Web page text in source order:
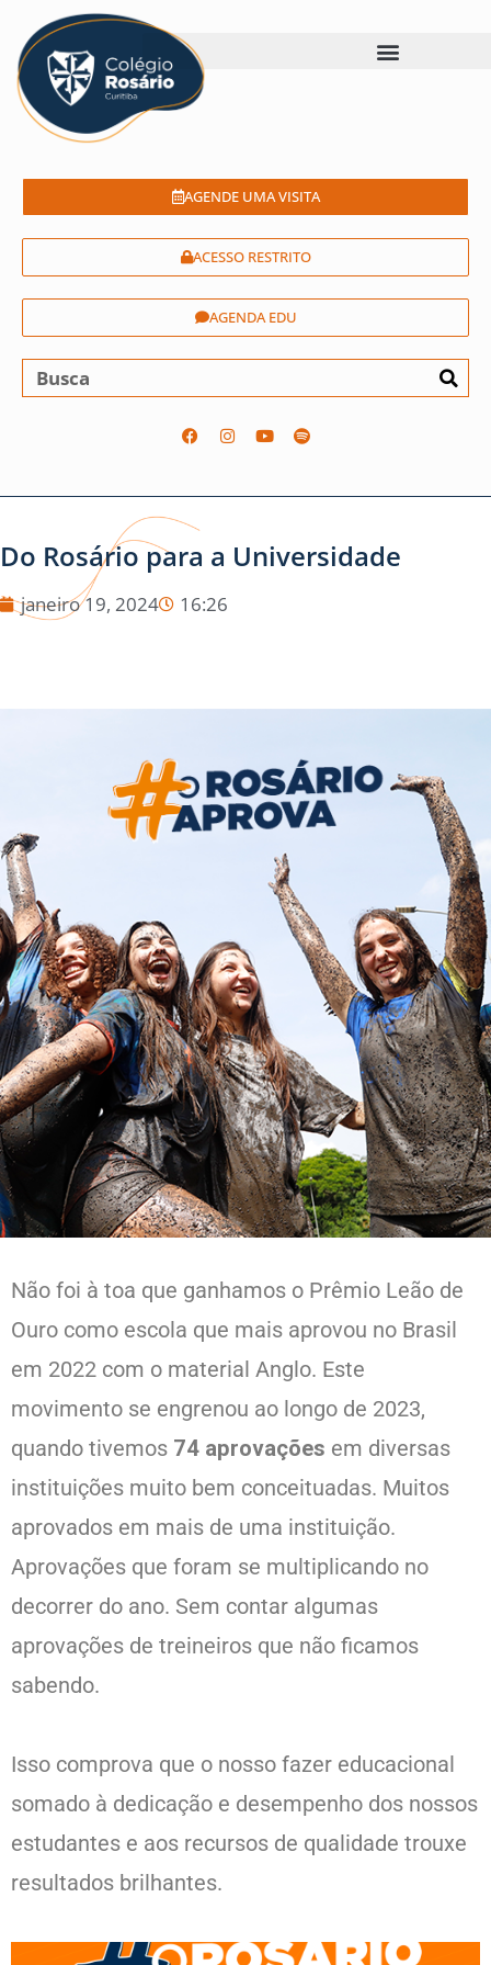
AGENDE UMA VISITA
ACESSO RESTRITO
AGENDA EDU
Do Rosário para a Universidade
janeiro 19, 2024 16:26
Não foi à toa que ganhamos o Prêmio Leão de
Ouro como escola que mais aprovou no Brasil
em 2022 com o material Anglo. Este
movimento se engrenou ao longo de 2023,
quando tivemos 74 aprovações em diversas
instituições muito bem conceituadas. Muitos
aprovados em mais de uma instituição.
Aprovações que foram se multiplicando no
decorrer do ano. Sem contar algumas
aprovações de treineiros que não ficamos
sabendo.
Isso comprova que o nosso fazer educacional
somado à dedicação e desempenho dos nossos
estudantes e aos recursos de qualidade trouxe
resultados brilhantes.